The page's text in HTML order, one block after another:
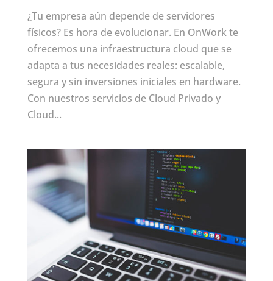
¿Tu empresa aún depende de servidores
físicos? Es hora de evolucionar. En OnWork te
ofrecemos una infraestructura cloud que se
adapta a tus necesidades reales: escalable,
segura y sin inversiones iniciales en hardware.
Con nuestros servicios de Cloud Privado y
Cloud...